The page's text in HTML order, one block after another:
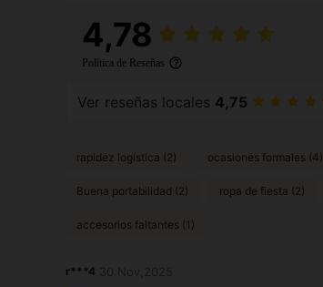
4,78
Política de Reseñas
Ver reseñas locales 4,75
rapidez logística (2) ocasiones formales (4)
Buena portabilidad (2) ropa de fiesta (2)
accesorios faltantes (1)
r***4